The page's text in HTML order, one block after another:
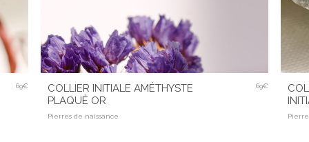
69€
COLLIER INITIALE AMÉTHYSTE
PLAQUÉ OR
Pierres de naissance
69€